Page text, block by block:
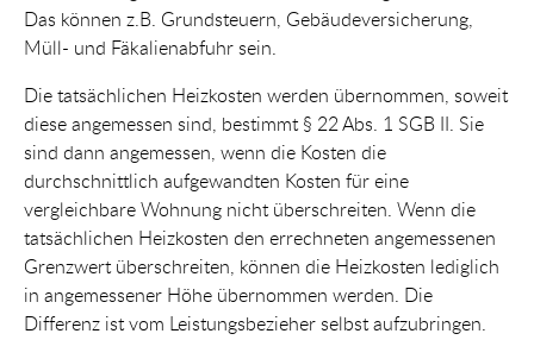
Das können z.B. Grundsteuern, Gebäudeversicherung,
Müll- und Fäkalienabfuhr sein.
Die tatsächlichen Heizkosten werden übernommen, soweit
diese angemessen sind, bestimmt § 22 Abs. 1 SGB II. Sie
sind dann angemessen, wenn die Kosten die
durchschnittlich aufgewandten Kosten für eine
vergleichbare Wohnung nicht überschreiten. Wenn die
tatsächlichen Heizkosten den errechneten angemessenen
Grenzwert überschreiten, können die Heizkosten lediglich
in angemessener Höhe übernommen werden. Die
Differenz ist vom Leistungsbezieher selbst aufzubringen.